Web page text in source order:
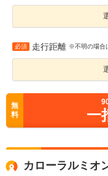
必須 走行距離 ※不明の場合
無
料
一
カローラルミオ